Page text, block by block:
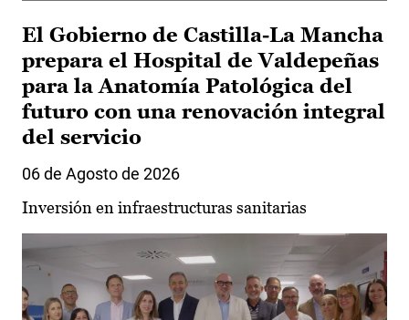
El Gobierno de Castilla-La Mancha
prepara el Hospital de Valdepeñas
para la Anatomía Patológica del
futuro con una renovación integral
del servicio
06 de Agosto de 2026
Inversión en infraestructuras sanitarias